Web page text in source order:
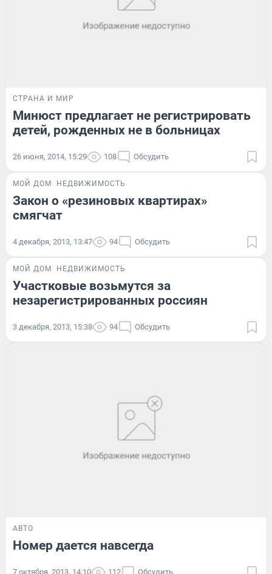
СТРАНА И МИР
Минюст предлагает не регистрировать
детей, рожденных не в больницах
26 июня, 2014, 15:29 108 Обсудить
МОЙ ДОМ НЕДВИЖИМОСТЬ
Закон о «резиновых квартирах»
смягчат
4 декабря, 2013, 13:47 94 Обсудить
МОЙ ДОМ НЕДВИЖИМОСТЬ
Участковые возьмутся за
незарегистрированных россиян
3 декабря, 2013, 15:38 94 Обсудить
АВТО
Номер дается навсегда
7 октября, 2013, 14:10 112 Обсудить